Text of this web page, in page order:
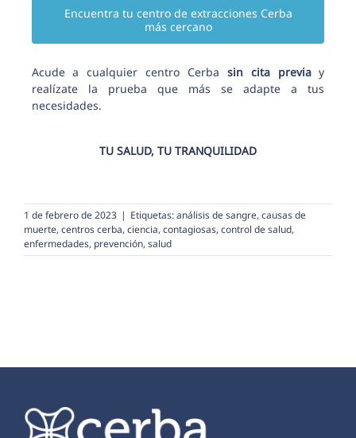
Encuentra tu centro de extracciones Cerba
más cercano
Acude a cualquier centro Cerba sin cita previay
realízate la prueba que más se adapte a tus
necesidades.
TU SALUD, TU TRANQUILIDAD
1 de febrero de 2023 | Etiquetas:análisis de sangre, causas de
muerte, centros cerba, ciencia, contagiosas, control de salud,
enfermedades, prevención, salud